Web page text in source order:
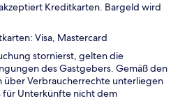
Kreditkarten. Bargeld wird
Visa, Mastercard
stornierst, gelten die
des Gastgebers. Gemäß den
über Verbraucherrechte unterliegen
für Unterkünfte nicht dem